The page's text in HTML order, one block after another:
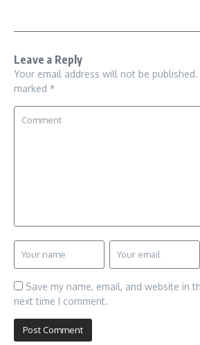
Leave a Reply
Your email address will not be published.
marked *
Save my name, email, and website in
next time I comment.